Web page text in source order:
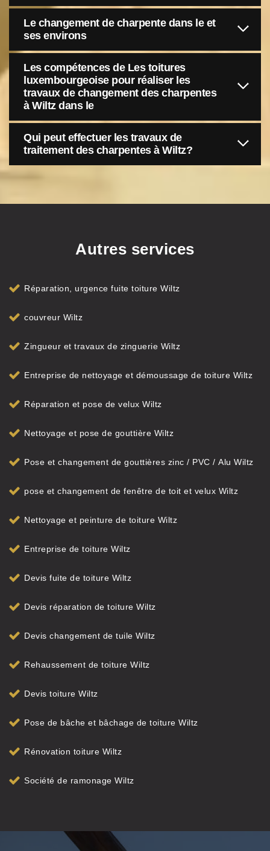
Le changement de charpente dans le et
ses environs
Les compétences de Les toitures
luxembourgeoise pour réaliser les
travaux de changement des charpentes
à Wiltz dans le
Qui peut effectuer les travaux de
traitement des charpentes à Wiltz?
Autres services
Réparation, urgence fuite toiture Wiltz
couvreur Wiltz
Zingueur et travaux de zinguerie Wiltz
Entreprise de nettoyage et démoussage de toiture Wiltz
Réparation et pose de velux Wiltz
Nettoyage et pose de gouttière Wiltz
Pose et changement de gouttières zinc / PVC / Alu Wiltz
pose et changement de fenêtre de toit et velux Wiltz
Nettoyage et peinture de toiture Wiltz
Entreprise de toiture Wiltz
Devis fuite de toiture Wiltz
Devis réparation de toiture Wiltz
Devis changement de tuile Wiltz
Rehaussement de toiture Wiltz
Devis toiture Wiltz
Pose de bâche et bâchage de toiture Wiltz
Rénovation toiture Wiltz
Société de ramonage Wiltz